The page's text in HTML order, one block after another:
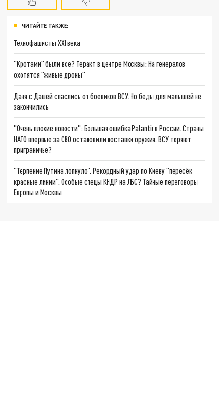
ЧИТАЙТЕ ТАКЖЕ:
Технофашисты XXI века
"Кротами" были все? Теракт в центре Москвы: На генералов
охотятся "живые дроны"
Даня с Дашей спаслись от боевиков ВСУ. Но беды для малышей не
закончились
"Очень плохие новости": Большая ошибка Palantir в России. Страны
НАТО впервые за СВО остановили поставки оружия. ВСУ теряют
приграничье?
"Терпение Путина лопнуло". Рекордный удар по Киеву "пересёк
красные линии". Особые спецы КНДР на ЛБС? Тайные переговоры
Европы и Москвы